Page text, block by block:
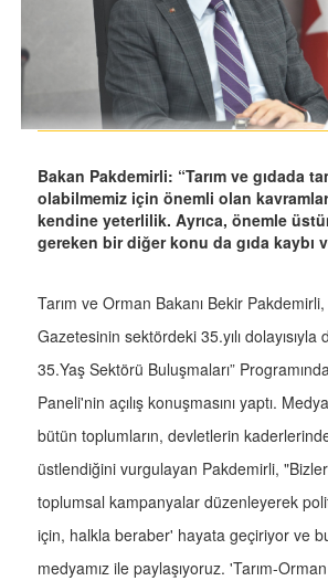
Bakan Pakdemirli: “Tarım ve gıdada
olabilmemiz için önemli olan
kendine yeterlilik. Ayrıca, önemle
gereken bir diğer konu da gıda kaybı ve
Tarım ve Orman Bakanı Bekir
Gazetesinin sektördeki 35.yılı dolayısıyla
35.Yaş Sektörü Buluşmaları”
Paneli'nin açılış konuşmasını yaptı.
bütün toplumların, devletlerin
üstlendiğini vurgulayan Pakdemirli, "Bizler
toplumsal kampanyalar düzenleyerek
için, halkla beraber' hayata geçiriyor ve
medyamız ile paylaşıyoruz. 'Tarım-